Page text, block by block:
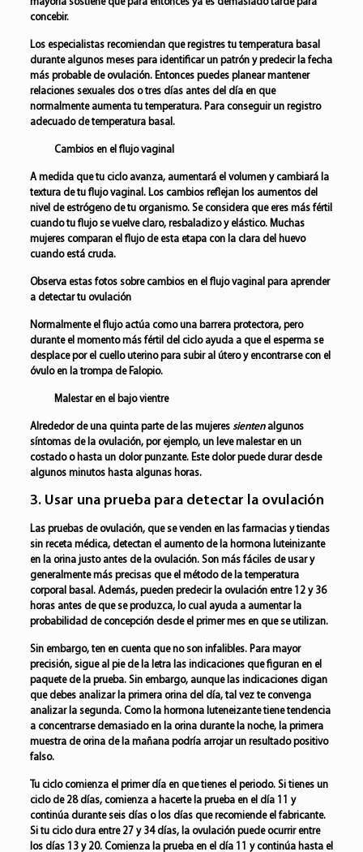
concebir.
Los especialistas recomiendan que registres tu temperatura basal
durante algunos meses para identificar un patrón y predecir la fecha
más probable de ovulación. Entonces puedes planear mantener
relaciones sexuales dos o tres días antes del día en que
normalmente aumenta tu temperatura. Para conseguir un registro
adecuado de temperatura basal.
Cambios en el flujo vaginal
A medida que tu ciclo avanza, aumentará el volumen y cambiará la
textura de tu flujo vaginal. Los cambios reflejan los aumentos del
nivel de estrógeno de tu organismo. Se considera que eres más fértil
cuando tu flujo se vuelve claro, resbaladizo y elástico. Muchas
mujeres comparan el flujo de esta etapa con la clara del huevo
cuando está cruda.
Observa estas fotos sobre cambios en el flujo vaginal para aprender
a detectar tu ovulación
Normalmente el flujo actúa como una barrera protectora, pero
durante el momento más fértil del ciclo ayuda a que el esperma se
desplace por el cuello uterino para subir al útero y encontrarse con el
óvulo en la trompa de Falopio.
Malestar en el bajo vientre
Alrededor de una quinta parte de las mujeres sientenalgunos
síntomas de la ovulación, por ejemplo, un leve malestar en un
costado o hasta un dolor punzante. Este dolor puede durar desde
algunos minutos hasta algunas horas.
3. Usar una prueba para detectar la ovulación
Las pruebas de ovulación, que se venden en las farmacias y tiendas
sin receta médica, detectan el aumento de la hormona luteinizante
en la orina justo antes de la ovulación. Son más fáciles de usar y
generalmente más precisas que el método de la temperatura
corporal basal. Además, pueden predecir la ovulación entre 12 y 36
horas antes de que se produzca, lo cual ayuda a aumentar la
probabilidad de concepción desde el primer mes en que se utilizan.
Sin embargo, ten en cuenta que no son infalibles. Para mayor
precisión, sigue al pie de la letra las indicaciones que figuran en el
paquete de la prueba. Sin embargo, aunque las indicaciones digan
que debes analizar la primera orina del día, tal vez te convenga
analizar la segunda. Como la hormona luteneizante tiene tendencia
a concentrarse demasiado en la orina durante la noche, la primera
muestra de orina de la mañana podría arrojar un resultado positivo
falso.
Tu ciclo comienza el primer día en que tienes el periodo. Si tienes un
ciclo de 28 días, comienza a hacerte la prueba en el día 11 y
continúa durante seis días o los días que recomiende el fabricante.
Si tu ciclo dura entre 27 y 34 días, la ovulación puede ocurrir entre
los días 13 y 20. Comienza la prueba en el día 11 y continúa hasta el